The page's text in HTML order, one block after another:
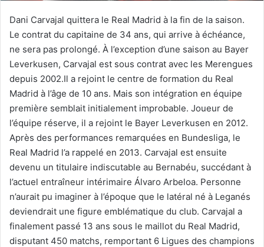
Dani Carvajal quittera le Real Madrid à la fin de la saison.
Le contrat du capitaine de 34 ans, qui arrive à échéance,
ne sera pas prolongé. À l’exception d’une saison au Bayer
Leverkusen, Carvajal est sous contrat avec les Merengues
depuis 2002.Il a rejoint le centre de formation du Real
Madrid à l’âge de 10 ans. Mais son intégration en équipe
première semblait initialement improbable. Joueur de
l’équipe réserve, il a rejoint le Bayer Leverkusen en 2012.
Après des performances remarquées en Bundesliga, le
Real Madrid l’a rappelé en 2013. Carvajal est ensuite
devenu un titulaire indiscutable au Bernabéu, succédant à
l’actuel entraîneur intérimaire Álvaro Arbeloa. Personne
n’aurait pu imaginer à l’époque que le latéral né à Leganés
deviendrait une figure emblématique du club. Carvajal a
finalement passé 13 ans sous le maillot du Real Madrid,
disputant 450 matchs, remportant 6 Ligues des champions